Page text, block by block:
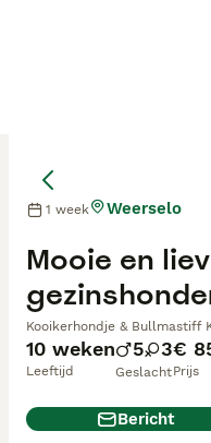
10 weken
Leeftijd
5 3
Geslacht
€
Prijs
Mooie en
Kooikerhondje & Bullmastiff
1 week Weerselo
Bericht